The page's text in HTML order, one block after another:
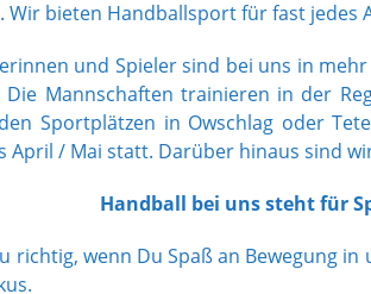
Wir bieten Handballsport für fast jedes
und Spieler sind bei uns in
Die Mannschaften trainieren in der
Sportplätzen in Owschlag oder
April / Mai statt. Darüber hinaus sind
Handball bei uns steht für
richtig, wenn Du Spaß an Bewegung